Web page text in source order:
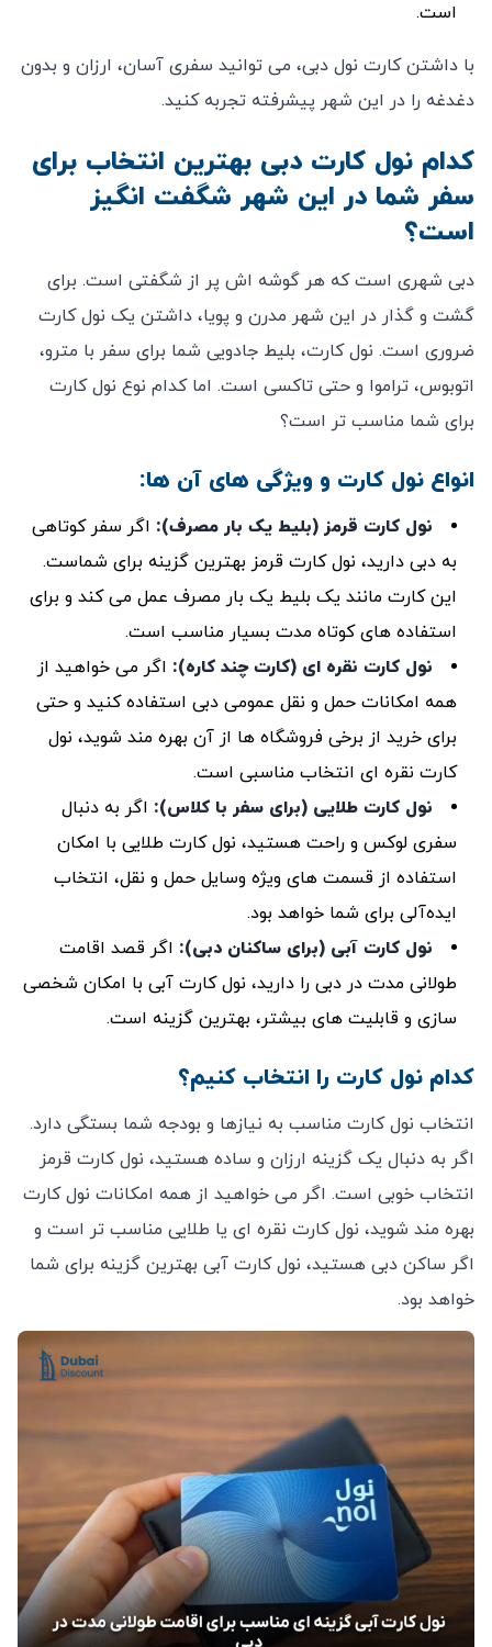
است.
با داشتن کارت نول دبی، می ‌توانید سفری آسان، ارزان و بدون
دغدغه را در این شهر پیشرفته تجربه کنید.
کدام نول کارت دبی بهترین انتخاب برای
سفر شما در این شهر شگفت ‌انگیز
است؟
دبی شهری است که هر گوشه ‌اش پر از شگفتی است. برای
گشت ‌و گذار در این شهر مدرن و پویا، داشتن یک نول کارت
ضروری است. نول کارت، بلیط جادویی شما برای سفر با مترو،
اتوبوس، تراموا و حتی تاکسی است. اما کدام نوع نول کارت
برای شما مناسب ‌تر است؟
انواع نول کارت و ویژگی ‌های آن ‌ها:
نول کارت قرمز (بلیط یک ‌بار مصرف): اگر سفر کوتاهی
به دبی دارید، نول کارت قرمز بهترین گزینه برای شماست.
این کارت مانند یک بلیط یک ‌بار مصرف عمل می ‌کند و برای
استفاده ‌های کوتاه‌ مدت بسیار مناسب است.
نول کارت نقره ‌ای (کارت چند کاره): اگر می ‌خواهید از
همه امکانات حمل ‌و نقل عمومی دبی استفاده کنید و حتی
برای خرید از برخی فروشگاه‌ ها از آن بهره‌ مند شوید، نول
کارت نقره‌ ای انتخاب مناسبی است.
نول کارت طلایی (برای سفر با کلاس): اگر به دنبال
سفری لوکس و راحت هستید، نول کارت طلایی با امکان
استفاده از قسمت ‌های ویژه وسایل حمل ‌و نقل، انتخاب
ایده‌آلی برای شما خواهد بود.
نول کارت آبی (برای ساکنان دبی): اگر قصد اقامت
طولانی ‌مدت در دبی را دارید، نول کارت آبی با امکان شخصی
‌سازی و قابلیت ‌های بیشتر، بهترین گزینه است.
کدام نول کارت را انتخاب کنیم؟
انتخاب نول کارت مناسب به نیازها و بودجه شما بستگی دارد.
اگر به دنبال یک گزینه ارزان و ساده هستید، نول کارت قرمز
انتخاب خوبی است. اگر می‌ خواهید از همه امکانات نول کارت
بهره ‌مند شوید، نول کارت نقره‌ ای یا طلایی مناسب ‌تر است و
اگر ساکن دبی هستید، نول کارت آبی بهترین گزینه برای شما
خواهد بود.